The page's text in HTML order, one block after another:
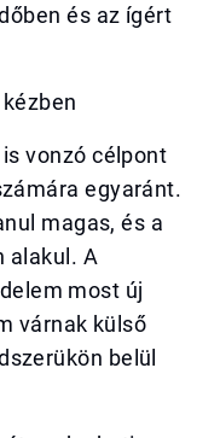
és az ígért
vonzó célpont
egyaránt.
magas, és a
alakul. A
most új
várnak külső
belül